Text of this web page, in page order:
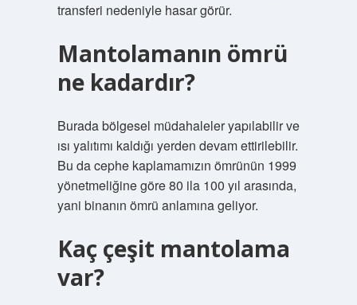
transferi nedeniyle hasar görür.
Mantolamanın ömrü
ne kadardır?
Burada bölgesel müdahaleler yapılabilir ve
ısı yalıtımı kaldığı yerden devam ettirilebilir.
Bu da cephe kaplamamızın ömrünün 1999
yönetmeliğine göre 80 ila 100 yıl arasında,
yani binanın ömrü anlamına geliyor.
Kaç çeşit mantolama
var?